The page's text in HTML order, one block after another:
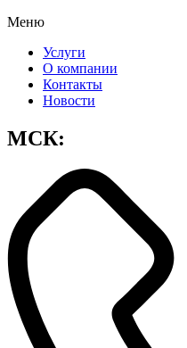
Меню
Услуги
О компании
Контакты
Новости
МСК: